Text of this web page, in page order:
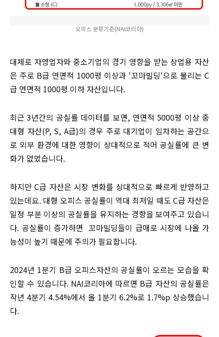
오피스 분류기준(NAI코리아)
대체로 자영업자와 중소기업의 경기 영향을 받는 상업용 자산
은 주로 B급 연면적 1000평 이상과 '꼬마빌딩'으로 불리는 C
급 연면적 1000평 이하 자산입니다.
최근 3년간의 공실률 데이터를 보면, 연면적 5000평 이상 중
대형 자산(P, S, A급)의 경우 주로 대기업이 임차하는 공간으
로 외부 환경에 대한 영향이 상대적으로 적어 공실률에 큰 변
화가 없었습니다.
하지만 C급 자산은 시장 변화를 상대적으로 빠르게 반영하고
있는데요. 대형 오피스 공실률이 역대 최저일 때도 C급 자산은
일정 부분 이상의 공실률을 유지하는 경향을 보여주고 있습니
다. 공실률이 증가하면 꼬마빌딩들이 급매로 시장에 나올 가
능성이 높기 때문에 주의가 필요합니다.
2024년 1분기 B급 오피스자산의 공실률이 오르는 모습을 확
인할 수 있습니다. NAI코리아에 따르면 B급 자산의 공실률은
작년 4분기 4.54%에서 올 1분기 6.2%로 1.7%p 상승했습니
다.